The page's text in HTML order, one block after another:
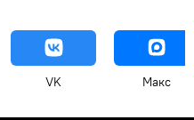
VK Макс